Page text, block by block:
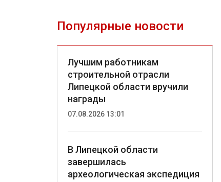
Популярные новости
Лучшим работникам
строительной отрасли
Липецкой области вручили
награды
07.08.2026 13:01
В Липецкой области
завершилась
археологическая экспедиция